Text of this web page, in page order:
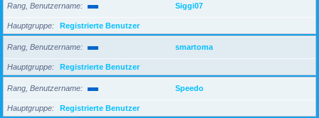
Rang, Benutzername Siggi07
Hauptgruppe Registrierte Benutzer
Rang, Benutzername smartoma
Hauptgruppe Registrierte Benutzer
Rang, Benutzername Speedo
Hauptgruppe Registrierte Benutzer